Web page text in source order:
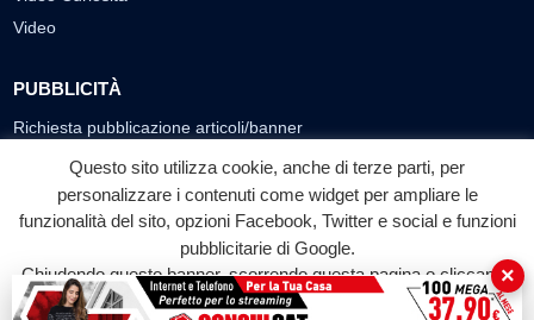
Video
PUBBLICITÀ
Richiesta pubblicazione articoli/banner
SEGUICI SUI SOCIAL
f
Facebook
◎ ▶
YouTube
Questo sito utilizza cookie, anche di terze parti, per
personalizzare i contenuti come widget per ampliare le
funzionalità del sito, opzioni Facebook, Twitter e social e funzioni
pubblicitarie di Google.
Chiudendo questo banner, scorrendo questa pagina o cliccando
su qualunque suo elemento acconsenti all'uso dei cookie.
×